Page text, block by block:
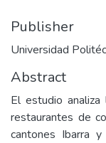
Publisher
Universidad
Abstract
El estudio
restaurantes de
cantones Ibarra